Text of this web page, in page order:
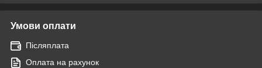
Умови оплати
Післяплата
Оплата на рахунок